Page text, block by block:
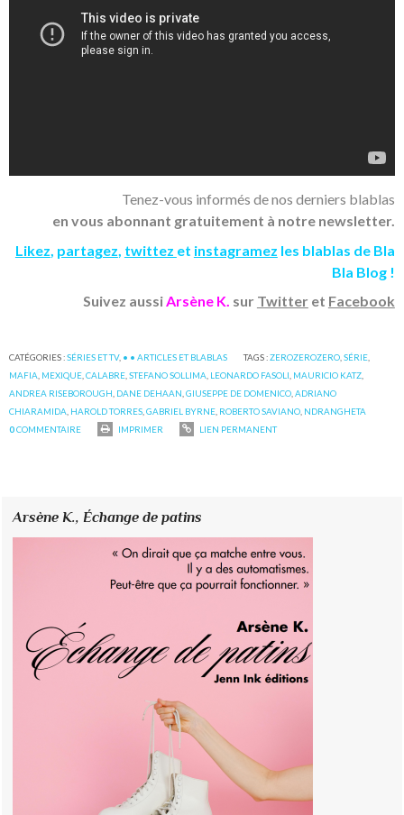
Tenez-vous informés de nos derniers blablas
en vous abonnant gratuitement à notre newsletter.
Likez partagez twittez et instagramez les blablas de Bla
Bla Blog !
Suivez aussi Arsène K. sur Twitter et Facebook
CATÉGORIES :SÉRIES ET TV, • • ARTICLES ET BLABLAS TAGS :ZEROZEROZERO ,SÉRIE
MAFIA MEXIQUE ,CALABRE ,STEFANO SOLLIMA LEONARDO FASOLI MAURICIO KATZ
ANDREA RISEBOROUGH DANE DEHAAN ,GIUSEPPE DE DOMENICO ,ADRIANO
CHIARAMIDA HAROLD TORRES ,GABRIEL BYRNE ROBERTO SAVIANO NDRANGHETA
0COMMENTAIRE IMPRIMER LIEN PERMANENT
Arsène K.,Échange de patins